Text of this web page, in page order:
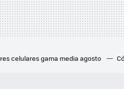
celulares gama media agosto